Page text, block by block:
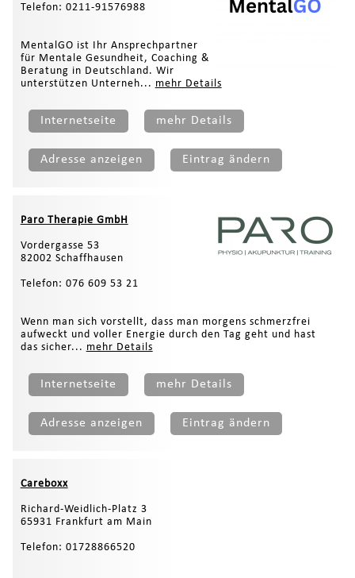
Telefon: 0211-91576988
MentalGO ist Ihr Ansprechpartner
für Mentale Gesundheit, Coaching &
Beratung in Deutschland. Wir
unterstützen Unterneh... mehr Details
Internetseite mehr Details
Adresse anzeigen Eintrag ändern
Paro Therapie GmbH
Vordergasse 53
82002 Schaffhausen
Telefon: 076 609 53 21
Wenn man sich vorstellt, dass man morgens schmerzfrei
aufweckt und voller Energie durch den Tag geht und hast
das sicher... mehr Details
Internetseite mehr Details
Adresse anzeigen Eintrag ändern
Careboxx
Richard-Weidlich-Platz 3
65931 Frankfurt am Main
Telefon: 01728866520